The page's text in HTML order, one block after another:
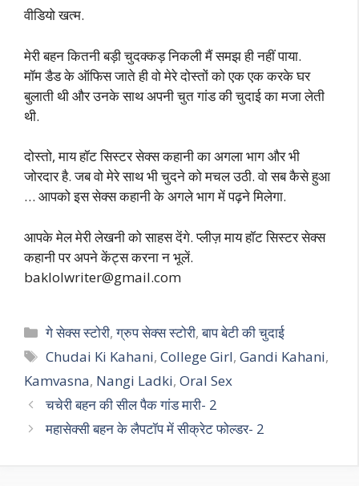
वीडियो खत्म.
मेरी बहन कितनी बड़ी चुदक्कड़ निकली मैं समझ ही नहीं पाया.
मॉम डैड के ऑफिस जाते ही वो मेरे दोस्तों को एक एक करके घर
बुलाती थी और उनके साथ अपनी चुत गांड की चुदाई का मजा लेती
थी.
दोस्तो, माय हॉट सिस्टर सेक्स कहानी का अगला भाग और भी
जोरदार है. जब वो मेरे साथ भी चुदने को मचल उठी. वो सब कैसे हुआ
… आपको इस सेक्स कहानी के अगले भाग में पढ़ने मिलेगा.
आपके मेल मेरी लेखनी को साहस देंगे. प्लीज़ माय हॉट सिस्टर सेक्स
कहानी पर अपने केंट्स करना न भूलें.
baklolwriter@gmail.com
Categories
गे सेक्स स्टोरी,ग्रुप सेक्स स्टोरी,बाप बेटी की चुदाई
Tags
Chudai Ki Kahani,College Girl,Gandi Kahani,
Kamvasna, Nangi Ladki, Oral Sex
चचेरी बहन की सील पैक गांड मारी- 2
महासेक्सी बहन के लैपटॉप में सीक्रेट फोल्डर- 2